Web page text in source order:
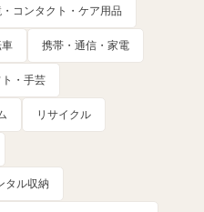
・コンタクト・ケア用品
車 携帯・通信・家電
・手芸
リサイクル
タル収納